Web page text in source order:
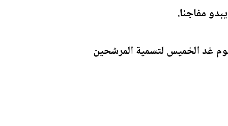
مفاجئا.
غد الخميس لتسمية المرشحين